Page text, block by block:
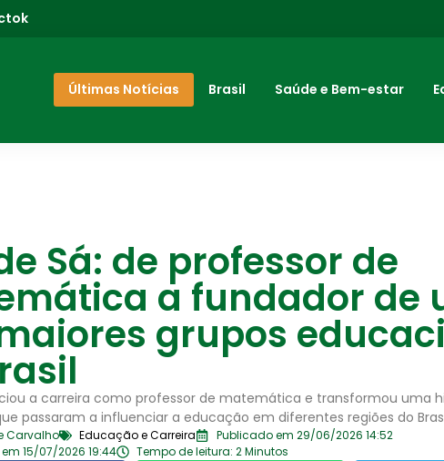
Últimas Notícias Brasil Saúde e Bem-estar
Sá: de professor de
a fundador de
grupos
a carreira como professor de matemática e transformou uma
passaram a influenciar a educação em diferentes regiões do
Carvalho Educação e Carreira
Publicado em 29/06/2026 14:52
15/07/2026 19:44
Tempo de leitura: 2 Minutos